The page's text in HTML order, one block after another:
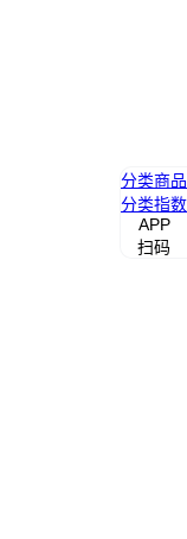
分类商品
分类指数
APP
扫码